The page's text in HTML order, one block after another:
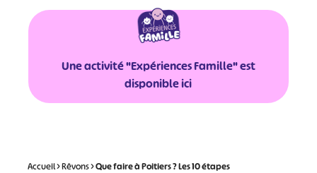
Une activité "Expériences Famille" est
disponible ici
Accueil>Rêvons>Que faire à Poitiers ? Les 10 étapes